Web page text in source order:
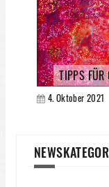
TIPPS FÜR
4. Oktober 2021